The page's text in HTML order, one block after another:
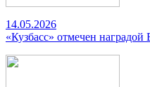
14.05.2026
«Кузбасс» отмечен